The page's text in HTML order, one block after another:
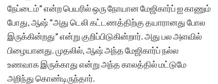
நேப்டைம்” என்ற பெயரில் ஒரு நோயான மேஜிகார்ப் ஐ காணும்
போது, ஆஷ் “அது டெலி கட்டணத்திற்கு தயாரானது போல
இருக்கின்றது” என்று குறிப்பிடுகின்றார். அது பல அளவில்
பிழையானது. முதலில், ஆஷ் அந்த மேஜிகார்ப் நல்ல
உணவாக இருக்காது என்று அந்த காலத்தில் மட்டுமே
அறிந்து கொண்டிருந்தார்.